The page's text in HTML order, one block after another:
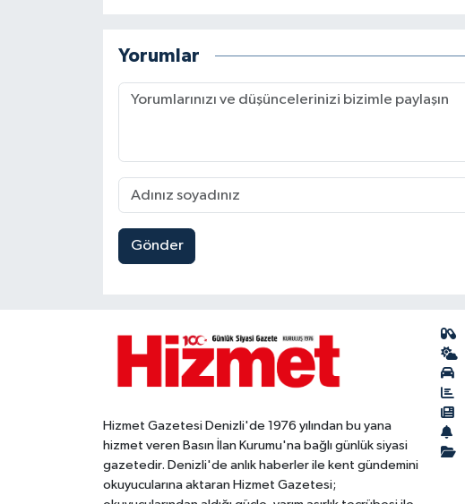
Yorumlar
Gönder
Hizmet Gazetesi Denizli'de 1976 yılından bu yana
hizmet veren Basın İlan Kurumu'na bağlı günlük siyasi
gazetedir. Denizli'de anlık haberler ile kent gündemini
okuyucularına aktaran Hizmet Gazetesi;